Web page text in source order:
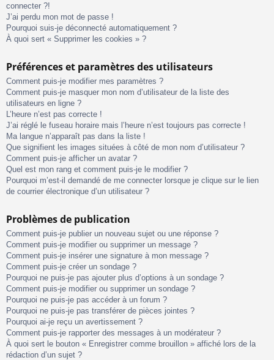
connecter ?!
J’ai perdu mon mot de passe !
Pourquoi suis-je déconnecté automatiquement ?
À quoi sert « Supprimer les cookies » ?
Préférences et paramètres des utilisateurs
Comment puis-je modifier mes paramètres ?
Comment puis-je masquer mon nom d’utilisateur de la liste des
utilisateurs en ligne ?
L’heure n’est pas correcte !
J’ai réglé le fuseau horaire mais l’heure n’est toujours pas correcte !
Ma langue n’apparaît pas dans la liste !
Que signifient les images situées à côté de mon nom d’utilisateur ?
Comment puis-je afficher un avatar ?
Quel est mon rang et comment puis-je le modifier ?
Pourquoi m’est-il demandé de me connecter lorsque je clique sur le lien
de courrier électronique d’un utilisateur ?
Problèmes de publication
Comment puis-je publier un nouveau sujet ou une réponse ?
Comment puis-je modifier ou supprimer un message ?
Comment puis-je insérer une signature à mon message ?
Comment puis-je créer un sondage ?
Pourquoi ne puis-je pas ajouter plus d’options à un sondage ?
Comment puis-je modifier ou supprimer un sondage ?
Pourquoi ne puis-je pas accéder à un forum ?
Pourquoi ne puis-je pas transférer de pièces jointes ?
Pourquoi ai-je reçu un avertissement ?
Comment puis-je rapporter des messages à un modérateur ?
À quoi sert le bouton « Enregistrer comme brouillon » affiché lors de la
rédaction d’un sujet ?